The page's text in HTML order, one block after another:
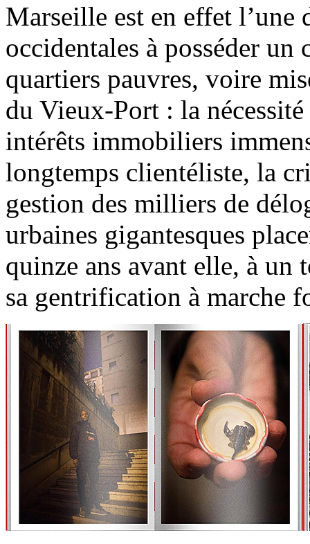
Marseille est en effet l’une
occidentales à posséder
quartiers pauvres, voire
du Vieux-Port : la
intérêts immobiliers
longtemps clientéliste, la
gestion des milliers de
urbaines gigantesques
quinze ans avant elle, à un
sa gentrification à marche